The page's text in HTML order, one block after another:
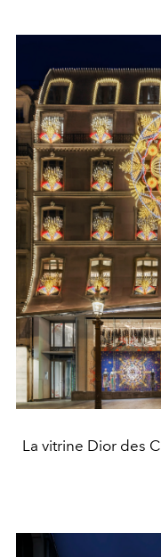
La vitrine Dior des